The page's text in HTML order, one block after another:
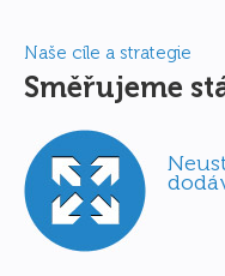
Naše cíle a strategie
Směřujeme